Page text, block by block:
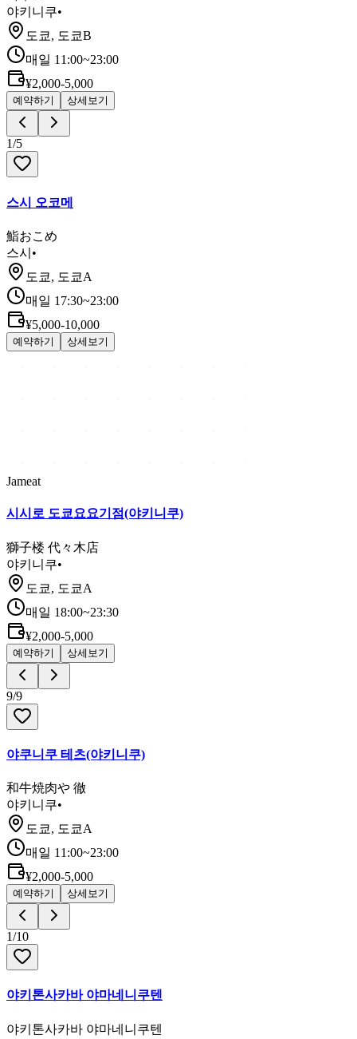
야키니쿠•
도쿄, 도쿄B
매일 11:00~23:00
¥2,000-5,000
예약하기 상세보기
1/5
스시 오코메
鮨おこめ
스시 •
도쿄, 도쿄A
매일 17:30~23:00
¥5,000-10,000
예약하기 상세보기
Jameat
시시로 도쿄요요기점(야키니쿠)
獅子楼 代々木店
야키니쿠•
도쿄, 도쿄A
매일 18:00~23:30
¥2,000-5,000
예약하기 상세보기
9/9
야쿠니쿠 테츠(야키니쿠)
和牛焼肉や 徹
야키니쿠•
도쿄, 도쿄A
매일 11:00~23:00
¥2,000-5,000
예약하기 상세보기
1/10
야키톤사카바 야마네니쿠텐
야키톤사카바 야마네니쿠텐